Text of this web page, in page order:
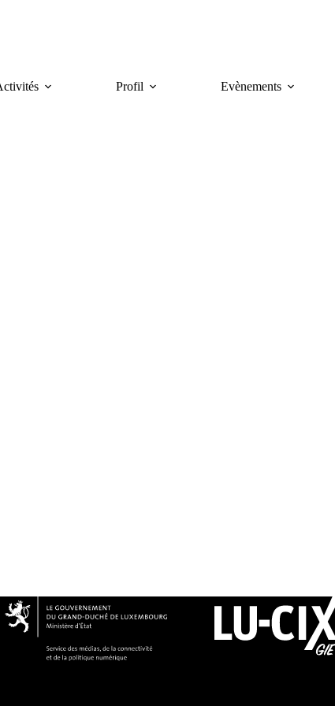
Profil Evènements